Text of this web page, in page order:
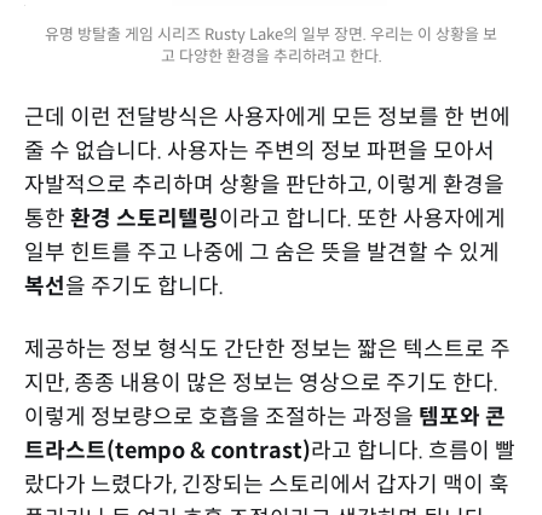
유명 방탈출 게임 시리즈 Rusty Lake의 일부 장면. 우리는 이 상황을 보
고 다양한 환경을 추리하려고 한다.
근데 이런 전달방식은 사용자에게 모든 정보를 한 번에
줄 수 없습니다. 사용자는 주변의 정보 파편을 모아서
자발적으로 추리하며 상황을 판단하고, 이렇게 환경을
통한 환경 스토리텔링이라고 합니다. 또한 사용자에게
일부 힌트를 주고 나중에 그 숨은 뜻을 발견할 수 있게
복선을 주기도 합니다.
제공하는 정보 형식도 간단한 정보는 짧은 텍스트로 주
지만, 종종 내용이 많은 정보는 영상으로 주기도 한다.
이렇게 정보량으로 호흡을 조절하는 과정을 템포와 콘
트라스트(tempo & contrast)라고 합니다. 흐름이 빨
랐다가 느렸다가, 긴장되는 스토리에서 갑자기 맥이 훅